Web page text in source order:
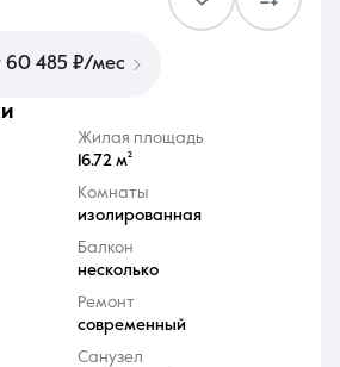
297-00-00
с 08:30 до 20:00
60 485 ₽/мес
Жилая площадь
16.72 м²
Комнаты
изолированная
Балкон
несколько
Ремонт
современный
Санузел